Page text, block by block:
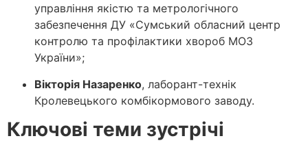
управління якістю та метрологічного
забезпечення ДУ «Сумський обласний центр
контролю та профілактики хвороб МОЗ
України»;
Вікторія Назаренко, лаборант-технік
Кролевецького комбікормового заводу.
Ключові теми зустрічі